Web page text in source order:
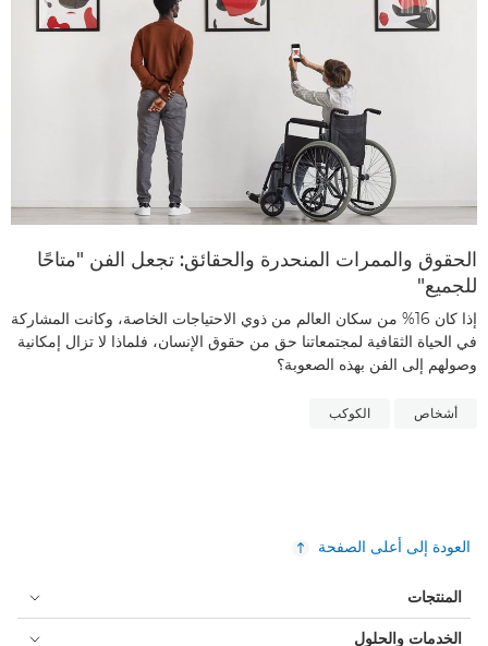
الحقوق والممرات المنحدرة والحقائق: تجعل الفن "متاحًا
للجميع"
إذا كان 16% من سكان العالم من ذوي الاحتياجات الخاصة، وكانت المشاركة
في الحياة الثقافية لمجتمعاتنا حق من حقوق الإنسان، فلماذا لا تزال إمكانية
وصولهم إلى الفن بهذه الصعوبة؟
أشخاص الكوكب
العودة إلى أعلى الصفحة
المنتجات
الخدمات والحلول